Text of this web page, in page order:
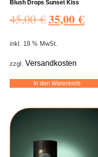
Blush Drops Sunset Kiss
45,00€35,00€
inkl. 19 % MwSt.
zzgl. Versandkosten
In den Warenkorb